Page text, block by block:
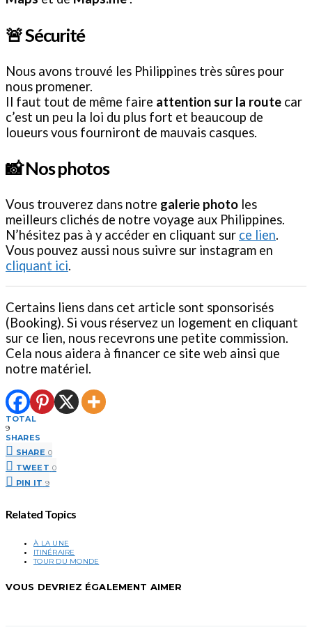
🚨 Sécurité
Nous avons trouvé les Philippines très sûres pour
nous promener.
Il faut tout de même faire attention sur la route car
c’est un peu la loi du plus fort et beaucoup de
loueurs vous fourniront de mauvais casques.
📸 Nos photos
Vous trouverez dans notre galerie photo les
meilleurs clichés de notre voyage aux Philippines.
N’hésitez pas à y accéder en cliquant sur ce lien.
Vous pouvez aussi nous suivre sur instagram en
cliquant ici.
Certains liens dans cet article sont sponsorisés
(Booking). Si vous réservez un logement en cliquant
sur ce lien, nous recevrons une petite commission.
Cela nous aidera à financer ce site web ainsi que
notre matériel.
TOTAL
9
SHARES
SHARE 0
TWEET 0
PIN IT 9
Related Topics
À LA UNE
ITINÉRAIRE
TOUR DU MONDE
VOUS DEVRIEZ ÉGALEMENT AIMER